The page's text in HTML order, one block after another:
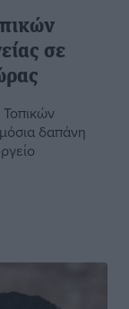
σε
δαπάνη